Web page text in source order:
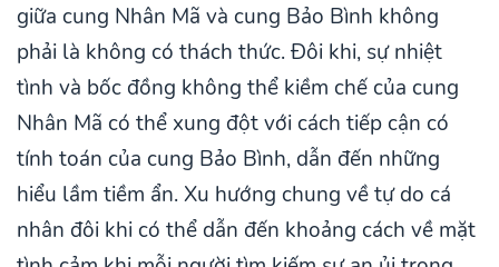
giữa cung Nhân Mã và cung Bảo Bình không
phải là không có thách thức. Đôi khi, sự nhiệt
tình và bốc đồng không thể kiềm chế của cung
Nhân Mã có thể xung đột với cách tiếp cận có
tính toán của cung Bảo Bình, dẫn đến những
hiểu lầm tiềm ẩn. Xu hướng chung về tự do cá
nhân đôi khi có thể dẫn đến khoảng cách về mặt